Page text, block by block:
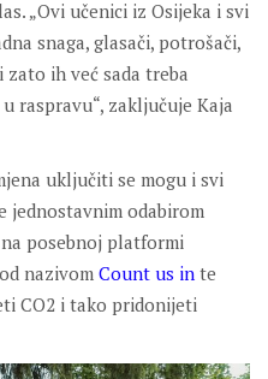
„Ovi učenici iz Osijeka i svi
snaga, glasači, potrošači,
ih već sada treba
raspravu“, zaključuje Kaja
uključiti se mogu i svi
jednostavnim odabirom
posebnoj platformi
nazivom Count us in te
CO2 i tako pridonijeti